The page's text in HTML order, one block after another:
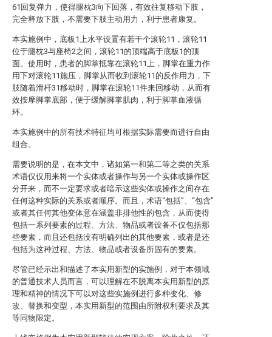
61回复弹力，使得腿枕3向下回落，有效往复移动下肢，
完全释放下肢，不需要下肢主动用力，利于患者康复。
本实施例中，底板1上水平设置有若干个滚轮11，滚轮11
位于腿枕3与座椅2之间，滚轮11的顶端高于底板1的顶
面。使用时，患者的脚掌抵靠在滚轮11上，脚掌在重力作
用下对滚轮11施压，脚掌从而收到滚轮11的反作用力，下
肢随着滑杆31移动时，脚掌在滚轮11件来回移动，从而有
效按摩脚掌底部，便于缓解脚掌肌肉，利于脚掌血液循
环。
本实施例中的所有技术特征均可根据实际需要而进行自由
组合。
需要说明的是，在本文中，诸如第一和第二等之类的关系
术语仅仅用来将一个实体或者操作与另一个实体或操作区
分开来，而不一定要求或者暗示这些实体或操作之间存在
任何这种实际的关系或者顺序。而且，术语“包括”、“包含”
或者其任何其他变体意在涵盖非排他性的包含，从而使得
包括一系列要素的过程、方法、物品或者设备不仅包括那
些要素，而且还包括没有明确列出的其他要素，或者是还
包括为这种过程、方法、物品或者设备所固有的要素。
尽管已经示出和描述了本实用新型的实施例，对于本领域
的普通技术人员而言，可以理解在不脱离本实用新型的原
理和精神的情况下可以对这些实施例进行多种变化、修
改、替换和变型，本实用新型的范围由所附权利要求及其
等同物限定。